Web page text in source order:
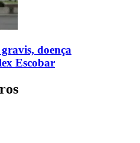
doença
Escobar